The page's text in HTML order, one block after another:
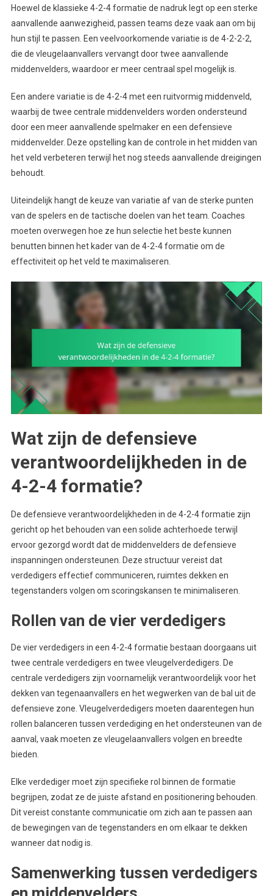
Hoewel de klassieke 4-2-4 formatie de nadruk legt op een sterke
aanvallende aanwezigheid, passen teams deze vaak aan om bij
hun stijl te passen. Een veelvoorkomende variatie is de 4-2-2-2,
die de vleugelaanvallers vervangt door twee aanvallende
middenvelders, waardoor er meer centraal spel mogelijk is.
Een andere variatie is de 4-2-4 met een ruitvormig middenveld,
waarbij de twee centrale middenvelders worden ondersteund
door een meer aanvallende spelmaker en een defensieve
middenvelder. Deze opstelling kan de controle in het midden van
het veld verbeteren terwijl het nog steeds aanvallende dreigingen
behoudt.
Uiteindelijk hangt de keuze van variatie af van de sterke punten
van de spelers en de tactische doelen van het team. Coaches
moeten overwegen hoe ze hun selectie het beste kunnen
benutten binnen het kader van de 4-2-4 formatie om de
effectiviteit op het veld te maximaliseren.
Wat zijn de defensieve
verantwoordelijkheden in de
4-2-4 formatie?
De defensieve verantwoordelijkheden in de 4-2-4 formatie zijn
gericht op het behouden van een solide achterhoede terwijl
ervoor gezorgd wordt dat de middenvelders de defensieve
inspanningen ondersteunen. Deze structuur vereist dat
verdedigers effectief communiceren, ruimtes dekken en
tegenstanders volgen om scoringskansen te minimaliseren.
Rollen van de vier verdedigers
De vier verdedigers in een 4-2-4 formatie bestaan doorgaans uit
twee centrale verdedigers en twee vleugelverdedigers. De
centrale verdedigers zijn voornamelijk verantwoordelijk voor het
dekken van tegenaanvallers en het wegwerken van de bal uit de
defensieve zone. Vleugelverdedigers moeten daarentegen hun
rollen balanceren tussen verdediging en het ondersteunen van de
aanval, vaak moeten ze vleugelaanvallers volgen en breedte
bieden.
Elke verdediger moet zijn specifieke rol binnen de formatie
begrijpen, zodat ze de juiste afstand en positionering behouden.
Dit vereist constante communicatie om zich aan te passen aan
de bewegingen van de tegenstanders en om elkaar te dekken
wanneer dat nodig is.
Samenwerking tussen verdedigers